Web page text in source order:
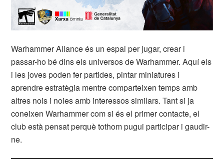
Warhammer Aliance és un espai per jugar, crear i
passar-ho bé dins els universos de Warhammer. Aquí els
i les joves poden fer partides, pintar miniatures i
aprendre estratègia mentre comparteixen temps amb
altres nois i noies amb interessos similars. Tant si ja
coneixen Warhammer com si és el primer contacte, el
club està pensat perquè tothom pugui participar i gaudir-
ne.